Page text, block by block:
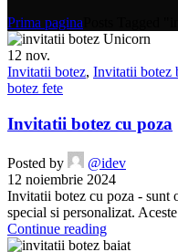
Prima pagina
12 nov.
Invitatii botez, Invitatii botez
botez fete
Invitatii botez cu poza
Posted by
@idev
12 noiembrie 2024
Invitatii botez cu poza - sunt
special si personalizat.
Continue reading